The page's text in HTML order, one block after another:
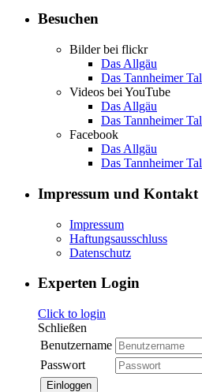
Besuchen
Bilder bei flickr
Das Allgäu
Das Tannheimer Tal
Videos bei YouTube
Das Allgäu
Das Tannheimer Tal
Facebook
Das Allgäu
Das Tannheimer Tal
Impressum und Kontakt
Impressum
Haftungsausschluss
Datenschutz
Experten Login
Click to login
Schließen
Benutzername
Passwort
Einloggen